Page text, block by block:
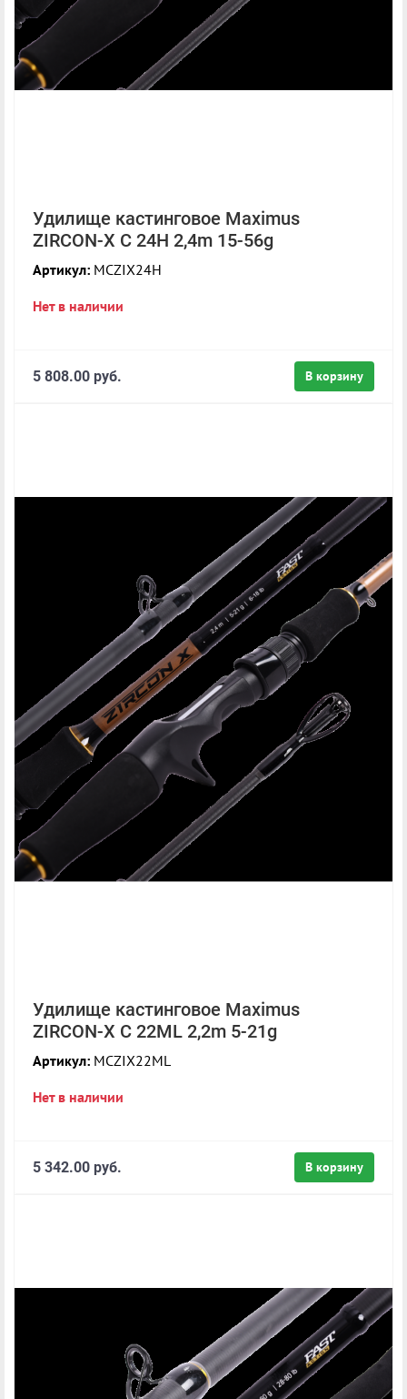
Удилище кастинговое Maximus
ZIRCON-X C 24H 2,4m 15-56g
Артикул: MCZIX24H
Нет в наличии
В корзину
5 808.00 руб.
Удилище кастинговое Maximus
ZIRCON-X C 22ML 2,2m 5-21g
Артикул: MCZIX22ML
Нет в наличии
В корзину
5 342.00 руб.